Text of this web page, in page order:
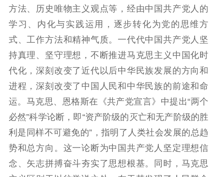
主题宣传 对外宣传
新闻发布
记者之家
品牌栏目
文化文艺
精品生产 文化惠民
文化传承
文化交流
体制改革
文化产业
紫金文化艺术节
品牌活动 紫艺舞台
精神文明
文明创建 文明实践
文明培育
先进典型
方法、历史唯物主义观点等，经由中国共产党人的
学习、内化与实践运用，逐步转化为党的思维方
式、工作方法和精神气质。一代代中国共产党人坚
持真理、坚守理想，不断推进马克思主义中国化时
代化，深刻改变了近代以后中华民族发展的方向和
进程，深刻改变了中国人民和中华民族的前途和命
运。马克思、恩格斯在《共产党宣言》中提出“两个
必然”科学论断，即“资产阶级的灭亡和无产阶级的胜
利是同样不可避免的”，指明了人类社会发展的总趋
势和总方向。这一论断为中国共产党人坚定理想信
念、矢志拼搏奋斗夯实了思想根基。同时，马克思